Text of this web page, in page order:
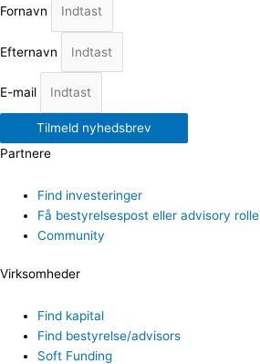
Fornavn
Efternavn
E-mail
Tilmeld nyhedsbrev
Partnere
Find investeringer
Få bestyrelsespost eller advisory rolle
Community
Virksomheder
Find kapital
Find bestyrelse/advisors
Soft Funding